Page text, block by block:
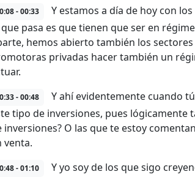
- 00:33
Y estamos a día de hoy con
pasa es que tienen que ser en
hemos abierto también los
privadas hacer también un
- 00:48
Y ahí evidentemente cuando
tipo de inversiones, pues lógicamente
inversiones? O las que te estoy
venta.
- 01:10
Y yo soy de los que sigo